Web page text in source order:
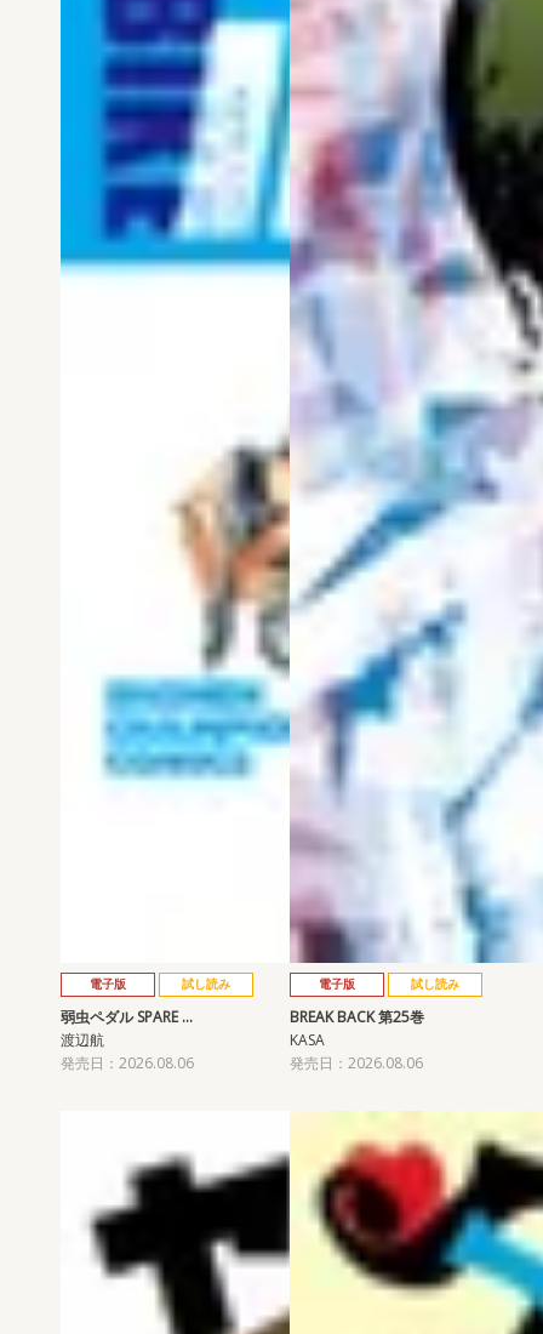
電子版 試し読み
弱虫ペダル SPARE …
渡辺航
発売日：2026.08.06
電子版 試し読み
BREAK BACK 第25巻
KASA
発売日：2026.08.06